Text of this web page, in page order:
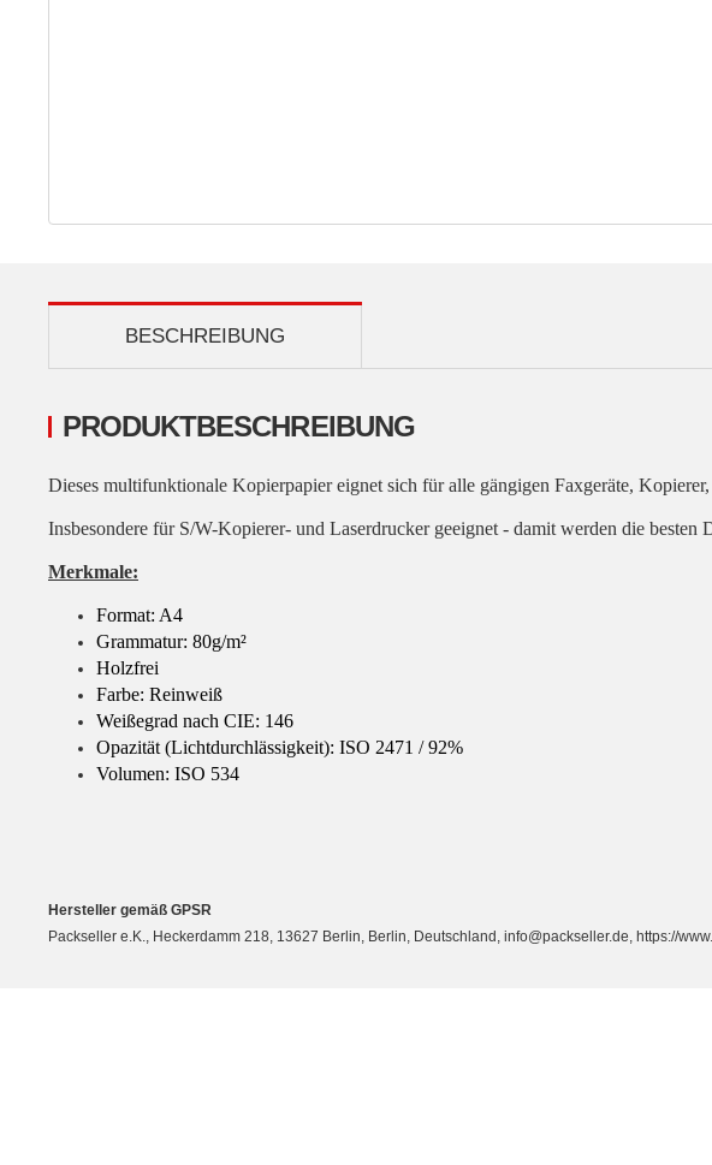
BESCHREIBUNG
PRODUKTBESCHREIBUNG
Dieses multifunktionale Kopierpapier eignet sich für alle gängigen Faxgeräte,
Insbesondere für S/W-Kopierer- und Laserdrucker geeignet - damit werden die besten
Merkmale:
Format: A4
Grammatur: 80g/m²
Holzfrei
Farbe: Reinweiß
Weißegrad nach CIE: 146
Opazität (Lichtdurchlässigkeit): ISO 2471 / 92%
Volumen: ISO 534
Hersteller gemäß GPSR
Packseller e.K., Heckerdamm 218, 13627 Berlin, Berlin, Deutschland, info@packseller.de, https://